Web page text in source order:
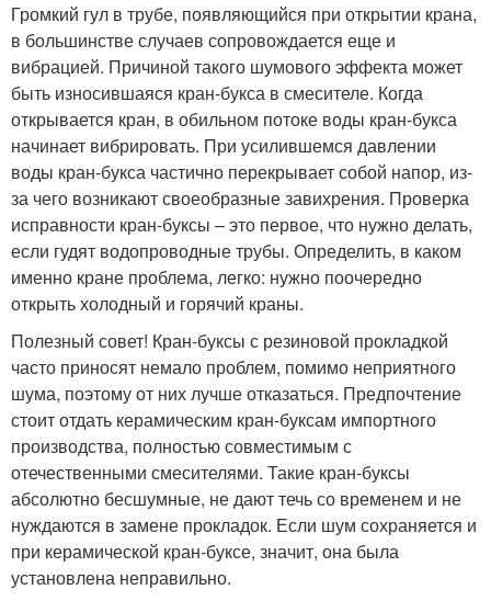
Громкий гул в трубе, появляющийся при открытии крана,
в большинстве случаев сопровождается еще и
вибрацией. Причиной такого шумового эффекта может
быть износившаяся кран-букса в смесителе. Когда
открывается кран, в обильном потоке воды кран-букса
начинает вибрировать. При усилившемся давлении
воды кран-букса частично перекрывает собой напор, из-
за чего возникают своеобразные завихрения. Проверка
исправности кран-буксы – это первое, что нужно делать,
если гудят водопроводные трубы. Определить, в каком
именно кране проблема, легко: нужно поочередно
открыть холодный и горячий краны.
Полезный совет! Кран-буксы с резиновой прокладкой
часто приносят немало проблем, помимо неприятного
шума, поэтому от них лучше отказаться. Предпочтение
стоит отдать керамическим кран-буксам импортного
производства, полностью совместимым с
отечественными смесителями. Такие кран-буксы
абсолютно бесшумные, не дают течь со временем и не
нуждаются в замене прокладок. Если шум сохраняется и
при керамической кран-буксе, значит, она была
установлена неправильно.